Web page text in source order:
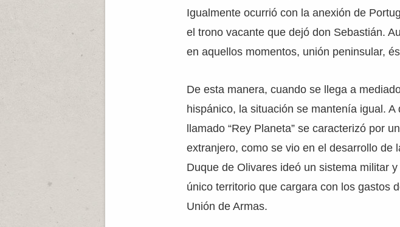
Igualmente ocurrió con la anexión de
el trono vacante que dejó don Sebastián.
en aquellos momentos, unión peninsular,
De esta manera, cuando se llega a
hispánico, la situación se mantenía igual.
llamado “Rey Planeta” se caracterizó por
extranjero, como se vio en el desarrollo de
Duque de Olivares ideó un sistema militar
único territorio que cargara con los gastos
Unión de Armas.